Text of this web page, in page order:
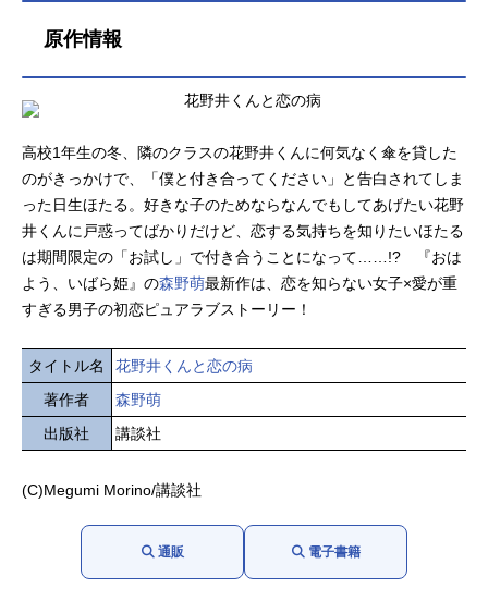
原作情報
高校1年生の冬、隣のクラスの花野井くんに何気なく傘を貸した
のがきっかけで、「僕と付き合ってください」と告白されてしま
った日生ほたる。好きな子のためならなんでもしてあげたい花野
井くんに戸惑ってばかりだけど、恋する気持ちを知りたいほたる
は期間限定の「お試し」で付き合うことになって……!? 『おは
よう、いばら姫』の森野萌最新作は、恋を知らない女子×愛が重
すぎる男子の初恋ピュアラブストーリー！
タイトル名
花野井くんと恋の病
著作者
森野萌
出版社
講談社
(C)Megumi Morino/講談社
通販 電子書籍